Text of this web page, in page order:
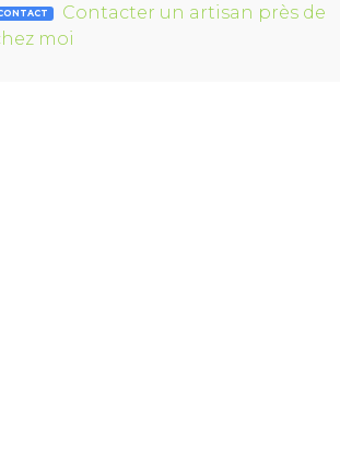
Contacter un artisan près de
moi